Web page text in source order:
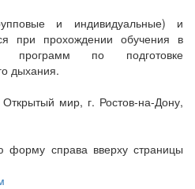
и индивидуальные) и
при прохождении обучения в
программ по подготовке
дыхания.
Открытый мир, г. Ростов-на-Дону,
форму справа вверху страницы